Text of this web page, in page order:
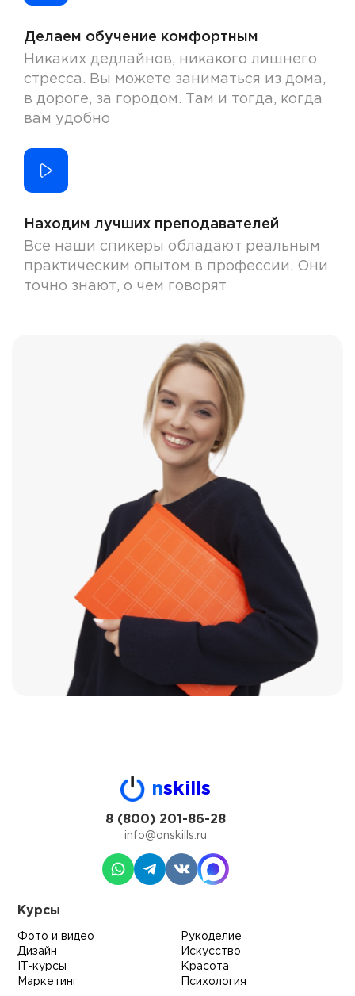
Делаем обучение комфортным
Никаких дедлайнов, никакого лишнего
стресса. Вы можете заниматься из дома,
в дороге, за городом. Там и тогда, когда
вам удобно
Находим лучших преподавателей
Все наши спикеры обладают реальным
практическим опытом в профессии. Они
точно знают, о чем говорят
nskills
8 (800) 201-86-28
info@onskills.ru
Курсы
Фото и видео
Дизайн
IT-курсы
Маркетинг
Рукоделие
Искусство
Красота
Психология